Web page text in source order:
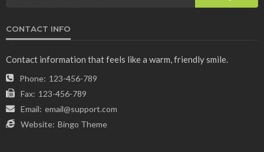
CONTACT INFO
Contact information that feels like a warm, friendly smile.
Phone: 123-456-789
Fax: 123-456-789
Email: email@support.com
Website: Bingo Theme